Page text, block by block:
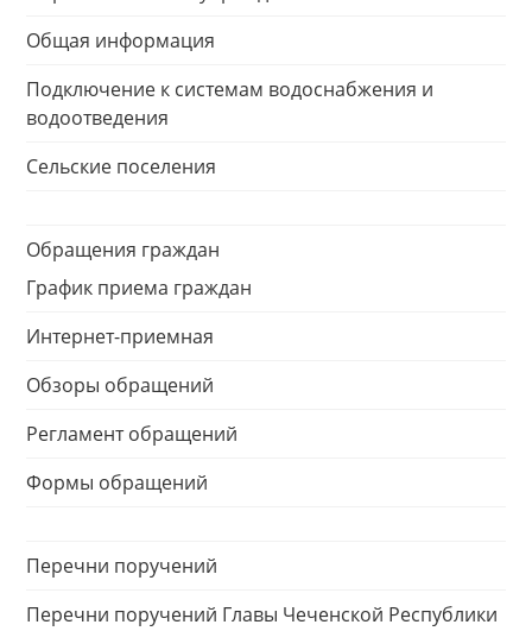
Общая информация
Подключение к системам водоснабжения и
водоотведения
Сельские поселения
Обращения граждан
График приема граждан
Интернет-приемная
Обзоры обращений
Регламент обращений
Формы обращений
Перечни поручений
Перечни поручений Главы Чеченской Республики